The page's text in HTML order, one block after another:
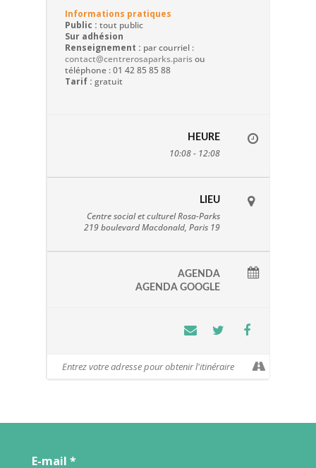
Informations pratiques
Public : tout public
Sur adhésion
Renseignement : par courriel :
contact@centrerosaparks.parisou
téléphone : 01 42 85 85 88
Tarif : gratuit
HEURE
10:08 - 12:08
LIEU
Centre social et culturel Rosa-Parks
219 boulevard Macdonald, Paris 19
AGENDA
AGENDA GOOGLE
E-mail *